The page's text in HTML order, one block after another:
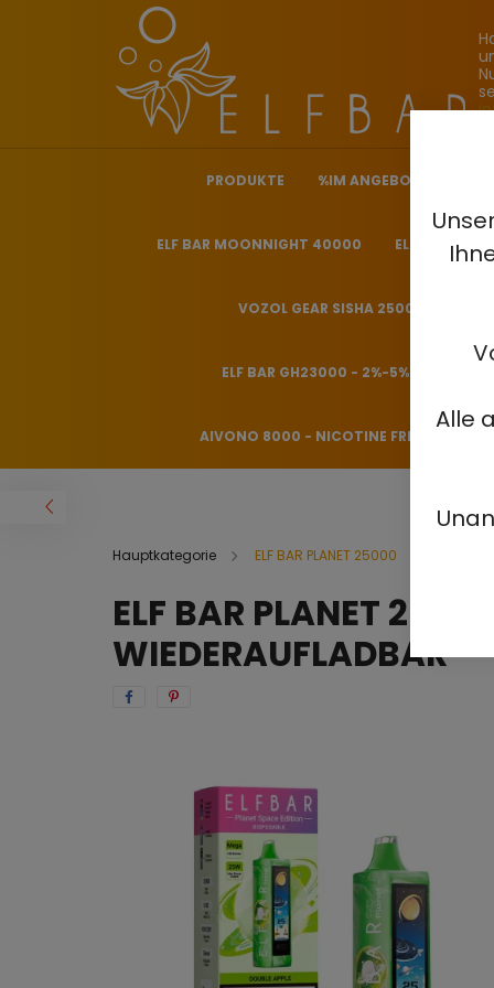
Alle
PRODUKTE %IM ANGEBOT%
ELF BAR MOONNIGHT 40000 ELF BAR
VOZOL GEAR SISHA 25000 - 0.5%
ELF BAR GH23000 - 2%-5%
AIVONO 8000 - NICOTINE FREE 0%
Hauptkategorie ELF BAR PLANET 25000
ELF BAR PLANET
WIEDERAUFLADBAR